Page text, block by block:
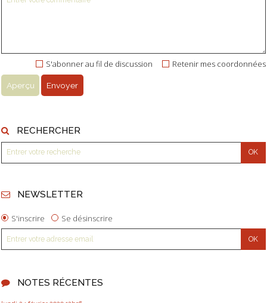
Retenir mes coordonnées
S'abonner au fil de discussion
RECHERCHER
NEWSLETTER
S'inscrire Se désinscrire
NOTES RÉCENTES